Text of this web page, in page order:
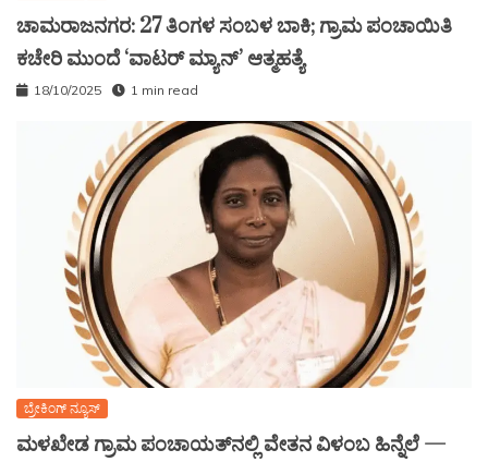
ಚಾಮರಾಜನಗರ: 27 ತಿಂಗಳ ಸಂಬಳ ಬಾಕಿ; ಗ್ರಾಮ ಪಂಚಾಯಿತಿ
ಕಚೇರಿ ಮುಂದೆ ‘ವಾಟರ್ ಮ್ಯಾನ್’ ಆತ್ಮಹತ್ಯೆ
18/10/2025 1 min read
ಬ್ರೇಕಿಂಗ್ ನ್ಯೂಸ್
ಮಳಖೇಡ ಗ್ರಾಮ ಪಂಚಾಯತ್‌ನಲ್ಲಿ ವೇತನ ವಿಳಂಬ ಹಿನ್ನೆಲೆ —